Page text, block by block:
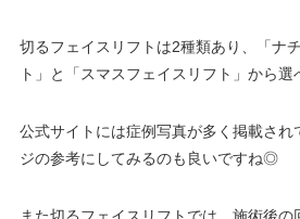
切るフェイスリフトは2種類あり、「ナ
ト」と「スマスフェイスリフト」から選
公式サイトには症例写真が多く掲載され
ジの参考にしてみるのも良いですね◎